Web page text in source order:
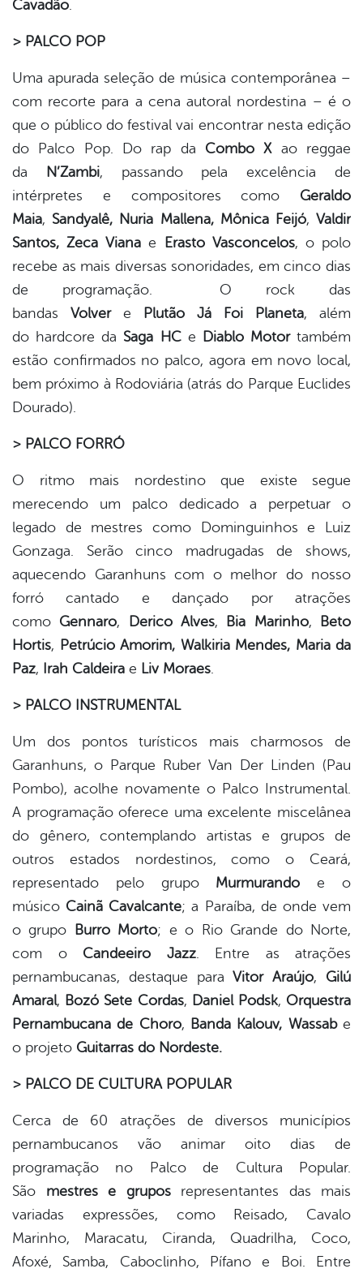
Cavadão.
> PALCO POP
Uma apurada seleção de música contemporânea –
com recorte para a cena autoral nordestina – é o
que o público do festival vai encontrar nesta edição
do Palco Pop. Do rap da Combo Xao reggae
da N’Zambi, passando pela excelência de
intérpretes e compositores como Geraldo
Maia, Sandyalê, Nuria Mallena, Mônica Feijó,Valdir
Santos, Zeca Viana e Erasto Vasconcelos, o polo
recebe as mais diversas sonoridades, em cinco dias
de programação. O rock das
bandas Volvere Plutão Já Foi Planeta, além
do hardcore da Saga HCe Diablo Motortambém
estão confirmados no palco, agora em novo local,
bem próximo à Rodoviária (atrás do Parque Euclides
Dourado).
> PALCO FORRÓ
O ritmo mais nordestino que existe segue
merecendo um palco dedicado a perpetuar o
legado de mestres como Dominguinhos e Luiz
Gonzaga. Serão cinco madrugadas de shows,
aquecendo Garanhuns com o melhor do nosso
forró cantado e dançado por atrações
como Gennaro, Derico Alves, Bia Marinho, Beto
Hortis, Petrúcio Amorim, Walkiria Mendes, Maria da
Paz, Irah Caldeira e Liv Moraes.
> PALCO INSTRUMENTAL
Um dos pontos turísticos mais charmosos de
Garanhuns, o Parque Ruber Van Der Linden (Pau
Pombo), acolhe novamente o Palco Instrumental.
A programação oferece uma excelente miscelânea
do gênero, contemplando artistas e grupos de
outros estados nordestinos, como o Ceará,
representado pelo grupo Murmurando e o
músico Cainã Cavalcante; a Paraíba, de onde vem
o grupo Burro Morto; e o Rio Grande do Norte,
com o Candeeiro Jazz. Entre as atrações
pernambucanas, destaque paraVitor Araújo, Gilú
Amaral, Bozó Sete Cordas, Daniel Podsk, Orquestra
Pernambucana de Choro, Banda Kalouv, Wassabe
o projeto Guitarras do Nordeste.
> PALCO DE CULTURA POPULAR
Cerca de 60 atrações de diversos municípios
pernambucanos vão animar oito dias de
programação no Palco de Cultura Popular.
São mestres e grupos representantes das mais
variadas expressões, como Reisado, Cavalo
Marinho, Maracatu, Ciranda, Quadrilha, Coco,
Afoxé, Samba, Caboclinho, Pífano e Boi. Entre